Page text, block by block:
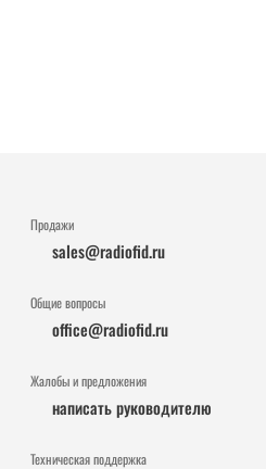
Продажи
sales@radiofid.ru
Общие вопросы
office@radiofid.ru
Жалобы и предложения
написать руководителю
Техническая поддержка